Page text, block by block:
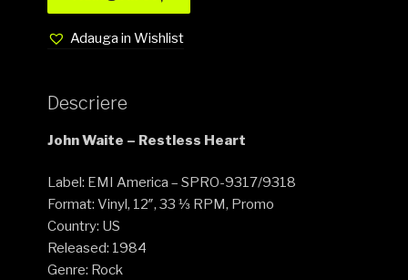
Adauga in Wishlist
Descriere
John Waite – Restless Heart
Label: EMI America – SPRO-9317/9318
Format: Vinyl, 12″, 33 ⅓ RPM, Promo
Country: US
Released: 1984
Genre: Rock